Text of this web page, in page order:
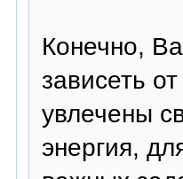
Конечно,
зависеть
увлечены
энергия,